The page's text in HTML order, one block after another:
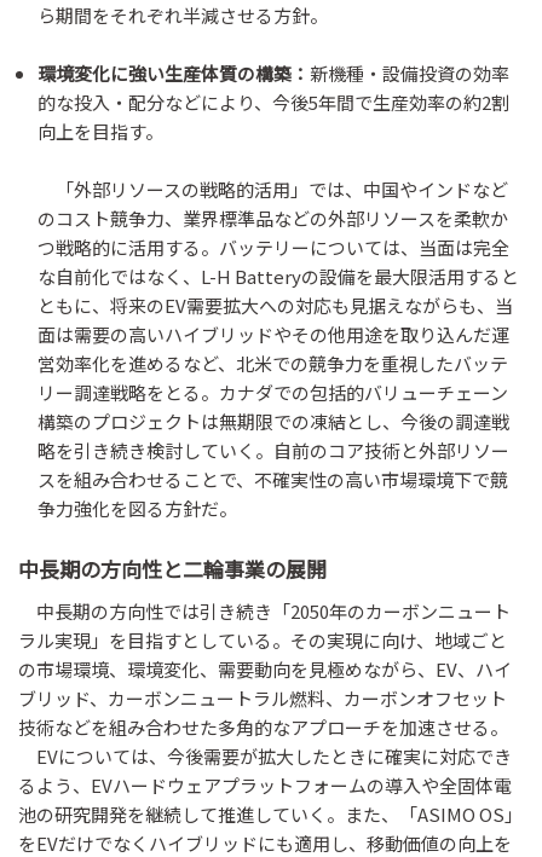
ら期間をそれぞれ半減させる方針。
環境変化に強い生産体質の構築： 新機種・設備投資の効率
的な投入・配分などにより、今後5年間で生産効率の約2割
向上を目指す。
「外部リソースの戦略的活用」では、中国やインドなど
のコスト競争力、業界標準品などの外部リソースを柔軟か
つ戦略的に活用する。バッテリーについては、当面は完全
な自前化ではなく、L-H Batteryの設備を最大限活用すると
ともに、将来のEV需要拡大への対応も見据えながらも、当
面は需要の高いハイブリッドやその他用途を取り込んだ運
営効率化を進めるなど、北米での競争力を重視したバッテ
リー調達戦略をとる。カナダでの包括的バリューチェーン
構築のプロジェクトは無期限での凍結とし、今後の調達戦
略を引き続き検討していく。自前のコア技術と外部リソー
スを組み合わせることで、不確実性の高い市場環境下で競
争力強化を図る方針だ。
中長期の方向性と二輪事業の展開
中長期の方向性では引き続き「2050年のカーボンニュート
ラル実現」を目指すとしている。その実現に向け、地域ごと
の市場環境、環境変化、需要動向を見極めながら、EV、ハイ
ブリッド、カーボンニュートラル燃料、カーボンオフセット
技術などを組み合わせた多角的なアプローチを加速させる。
EVについては、今後需要が拡大したときに確実に対応でき
るよう、EVハードウェアプラットフォームの導入や全固体電
池の研究開発を継続して推進していく。また、「ASIMO OS」
をEVだけでなくハイブリッドにも適用し、移動価値の向上を